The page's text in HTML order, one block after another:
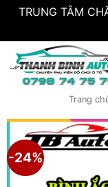
TRUNG TÂM
qua
Trang
-24%